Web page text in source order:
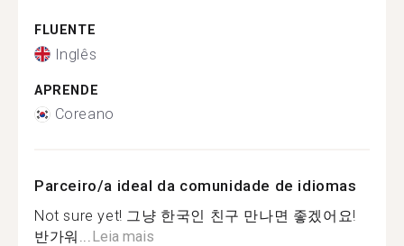
FLUENTE
Inglês
APRENDE
Coreano
Parceiro/a ideal da comunidade de idiomas
Not sure yet! 그냥 한국인 친구 만나면 좋겠어요!
반가워...Leia mais